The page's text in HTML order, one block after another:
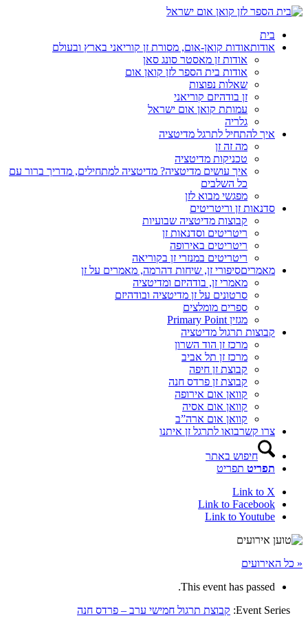
בית
אודותאודות קואן-אום, מסורת זן קוריאני בארץ ובעולם
אודות זן מאסטר סונג סאן
אודות בית הספר לזן קואן אום
שאלות נפוצות
זן בודהיזם קוריאני
עמותת קואן אום ישראל
גלריה
איך להתחיל לתרגל מדיטציה
מה זה זן
טכניקות מדיטציה
איך עושים מדיטציה? מדיטציה למתחילים, מדריך ברור עם
כל השלבים
מפגשי מבוא לזן
סדנאות זן וריטריטים
קבוצות מדיטציה שבועיות
ריטריטים וסדנאות זן
ריטריטים באירופה
ריטריטים במנזרי זן בקוריאה
מאמריםסיפורי זן, שיחות דהרמה, מאמרים על זן
מאמרי זן, בודהיזם ומדיטציה
סרטונים על זן מדיטציה ובודהיזם
ספרים מומלצים
מגזין Primary Point
קבוצות תרגול מדיטציה
מרכז זן הוד השרון
מרכז זן תל אביב
קבוצת זן חיפה
קבוצת זן פרדס חנה
קוואן אום אירופה
קוואן אום אסיה
קוואן אום ארה”ב
צרו קשרבואו לתרגל זן איתנו
חיפוש באתר
תפריט תפריט
Link to X
Link to Facebook
Link to Youtube
« כל האירועים
This event has passed.
Event Series: קבוצת תרגול חמישי ערב – פרדס חנה